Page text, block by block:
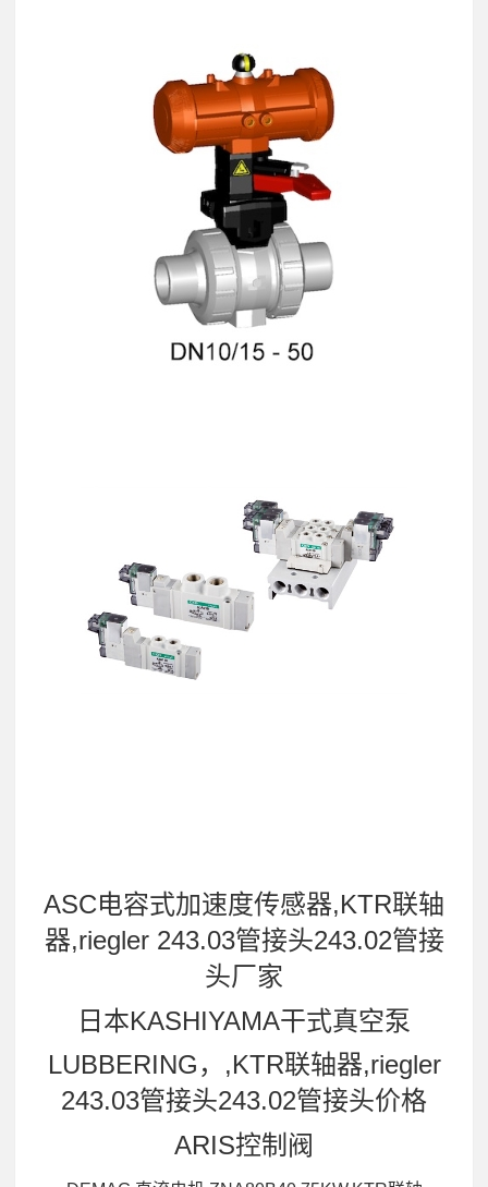
ASC电容式加速度传感器,KTR联轴
器,riegler 243.03管接头243.02管接
头厂家
日本KASHIYAMA干式真空泵
LUBBERING，,KTR联轴器,riegler
243.03管接头243.02管接头价格
ARIS控制阀